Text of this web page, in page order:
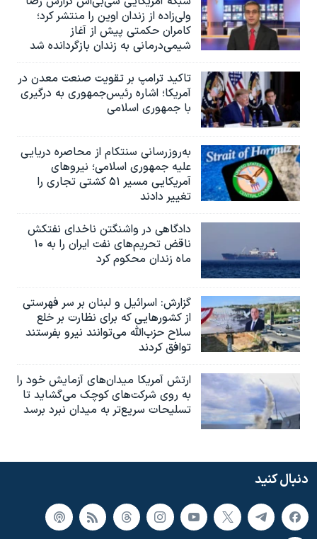
ولی‌زاده از زندان اوین را منتشر کرد؛
کامران حکمتی پیش از آغاز
شیمی‌درمانی به زندان بازگردانده شد
تاکید ترامپ بر تقویت صنعت معدن در
آمریکا؛ اشاره رئیس‌جمهوری به درگیری
با جمهوری اسلامی
به‌روزرسانی سنتکام از محاصره دریایی
علیه جمهوری اسلامی؛ نیروهای
آمریکایی مسیر ۵۱ کشتی تجاری را
تغییر دادند
دادگاهی در واشنگتن ناخدای نفتکش
ناقض تحریم‌های نفت ایران را به ۱۰
ماه زندان محکوم کرد
گزارش‌: اسرائيل و لبنان بر سر فهرستی
از کشورهایی که برای نظارت بر خلع
سلاح حزب‌الله می‌توانند نیرو بفرستند
توافق کردند
ارتش آمریکا میدان‌های آزمایش خود را
به روی شرکت‌های کوچک می‌گشاید تا
تسلیحات سریع‌تر به میدان نبرد برسد
دنبال کنید